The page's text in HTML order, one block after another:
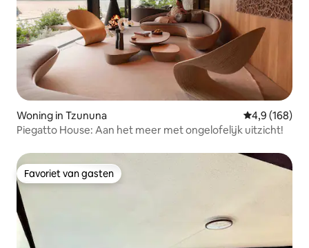
Woning in Tzununa Gemiddelde
4,9 (168)
Piegatto House: Aan het meer met ongelofelijk uitzicht!
Favoriet van gasten
Favoriet van gasten